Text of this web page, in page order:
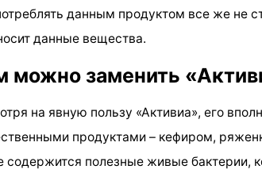
данным продуктом все же не
данные вещества.
можно заменить
на явную пользу «Активиа», его
продуктами – кефиром,
содержится полезные живые бактерии,